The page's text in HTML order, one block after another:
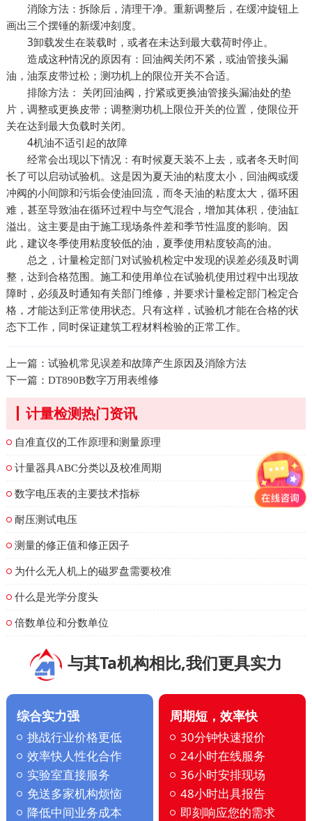
消除方法：拆除后，清理干净。重新调整后，在缓冲旋钮上
画出三个摆锤的新缓冲刻度。
3卸载发生在装载时，或者在未达到最大载荷时停止。
造成这种情况的原因有：回油阀关闭不紧，或油管接头漏
油，油泵皮带过松；测功机上的限位开关不合适。
排除方法： 关闭回油阀，拧紧或更换油管接头漏油处的垫
片，调整或更换皮带；调整测功机上限位开关的位置，使限位开
关在达到最大负载时关闭。
4机油不适引起的故障
经常会出现以下情况：有时候夏天装不上去，或者冬天时间
长了可以启动试验机。这是因为夏天油的粘度太小，回油阀或缓
冲阀的小间隙和污垢会使油回流，而冬天油的粘度太大，循环困
难，甚至导致油在循环过程中与空气混合，增加其体积，使油缸
溢出。这主要是由于施工现场条件差和季节性温度的影响。因
此，建议冬季使用粘度较低的油，夏季使用粘度较高的油。
总之，计量检定部门对试验机检定中发现的误差必须及时调
整，达到合格范围。施工和使用单位在试验机使用过程中出现故
障时，必须及时通知有关部门维修，并要求计量检定部门检定合
格，才能达到正常使用状态。只有这样，试验机才能在合格的状
态下工作，同时保证建筑工程材料检验的正常工作。
上一篇： 试验机常见误差和故障产生原因及消除方法
下一篇： DT890B数字万用表维修
计量检测热门资讯
自准直仪的工作原理和测量原理
计量器具ABC分类以及校准周期
数字电压表的主要技术指标
耐压测试电压
测量的修正值和修正因子
为什么无人机上的磁罗盘需要校准
什么是光学分度头
倍数单位和分数单位
与其Ta机构相比,我们更具实力
综合实力强
挑战行业价格更低
效率快人性化合作
实验室直接服务
免送多家机构烦恼
降低中间业务成本
周期短，效率快
30分钟快速报价
24小时在线服务
36小时安排现场
48小时出具报告
即刻响应您的需求